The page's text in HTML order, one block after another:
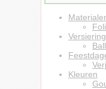
Versiering
Kleuren